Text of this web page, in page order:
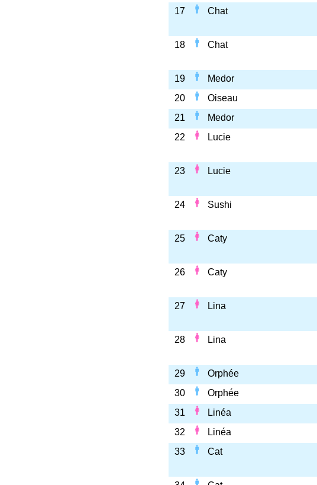
17
Chat
18
Chat
19
Medor
20
Oiseau
21
Medor
22
Lucie
23
Lucie
24
Sushi
25
Caty
26
Caty
27
Lina
28
Lina
29
Orphée
30
Orphée
31
Linéa
32
Linéa
33
Cat